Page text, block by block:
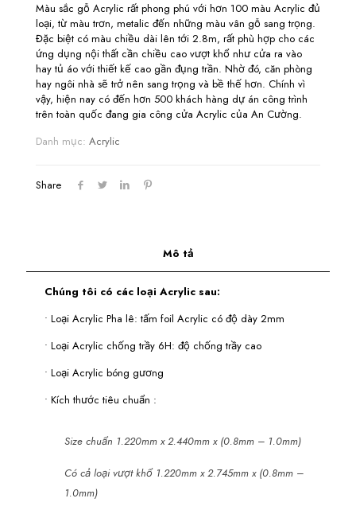
Màu sắc gỗ Acrylic rất phong phú với hơn 100 màu Acrylic đủ
loại, từ màu trơn, metalic đến những màu vân gỗ sang trọng.
Đặc biệt có màu chiều dài lên tới 2.8m, rất phù hợp cho các
ứng dụng nội thất cần chiều cao vượt khổ như cửa ra vào
hay tủ áo với thiết kế cao gần đụng trần. Nhờ đó, căn phòng
hay ngôi nhà sẽ trở nên sang trọng và bề thế hơn. Chính vì
vậy, hiện nay có đến hơn 500 khách hàng dự án công trình
trên toàn quốc đang gia công cửa Acrylic của An Cường.
Danh mục: Acrylic
Share
Mô tả
Chúng tôi có các loại Acrylic sau:
• Loại Acrylic Pha lê: tấm foil Acrylic có độ dày 2mm
• Loại Acrylic chống trầy 6H: độ chống trầy cao
• Loại Acrylic bóng gương
• Kích thước tiêu chuẩn :
Size chuẩn 1.220mm x 2.440mm x (0.8mm – 1.0mm)
Có cả loại vượt khổ 1.220mm x 2.745mm x (0.8mm –
1.0mm)